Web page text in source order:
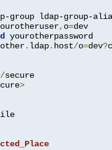
group ldap-group-
, o=dev
yourotherpassword
other. ldap. host/o=dev?
/
>